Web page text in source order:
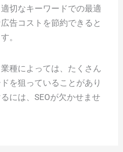
切なキーワードでの最適
告コストを節約できると
。
種によっては、たくさん
を狙っていることがあり
には、SEOが欠かせませ